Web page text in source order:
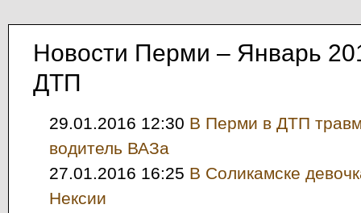
Новости Перми – Январь
ДТП
29.01.2016 12:30 В Перми в ДТП
водитель ВАЗа
27.01.2016 16:25 В Соликамске
Нексии